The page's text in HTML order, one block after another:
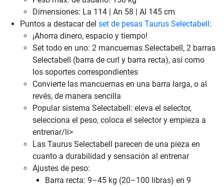
Dimensiones: La 114 | An 58 | Al 145 cm
Puntos a destacar del set de pesas Taurus Selectabell :
¡Ahorra dinero, espacio y tiempo!
Set todo en uno: 2 mancuernas Selectabell, 2 barras
Selectabell (barra de curl y barra recta), así como
los soportes correspondientes
Convierte las mancuernas en una barra larga, o al
revés, de manera sencilla
Popular sistema Selectabell: eleva el selector,
selecciona el peso, coloca el selector y empieza a
entrenar/li>
Las Taurus Selectabell parecen de una pieza en
cuanto a durabilidad y sensación al entrenar
Ajustes de peso:
Barra recta: 9–45 kg (20–100 libras) en 9